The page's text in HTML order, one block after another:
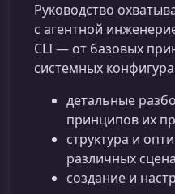
Руководство
с агентной
CLI — от базовых
системных
детальные
принципов их
структура и
различных
создание и